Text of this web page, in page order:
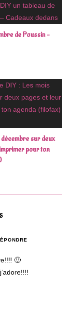
de Poussin –
sur deux
pour ton
🙂